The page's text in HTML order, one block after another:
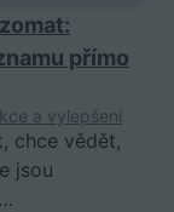
přímo
a vylepšení
chce vědět,
jsou